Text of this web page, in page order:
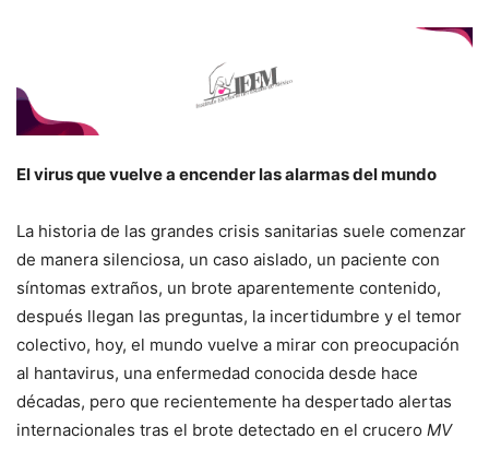
El virus que vuelve a encender las alarmas del mundo
La historia de las grandes crisis sanitarias suele comenzar
de manera silenciosa, un caso aislado, un paciente con
síntomas extraños, un brote aparentemente contenido,
después llegan las preguntas, la incertidumbre y el temor
colectivo, hoy, el mundo vuelve a mirar con preocupación
al hantavirus, una enfermedad conocida desde hace
décadas, pero que recientemente ha despertado alertas
internacionales tras el brote detectado en el crucero MV